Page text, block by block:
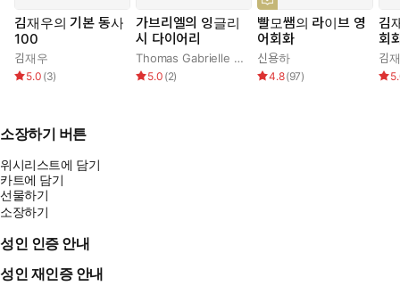
김재우의 기본 동사
100
김재우
5.0 (3)
가브리엘의 잉글리
시 다이어리
Thomas Gabrielle Allanta
5.0 (2)
빨모쌤의 라이브 영
어회화
신용하
4.8(97)
김
회
김
소장하기 버튼
위시리스트에 담기
카트에 담기
선물하기
소장하기
성인 인증 안내
성인 재인증 안내